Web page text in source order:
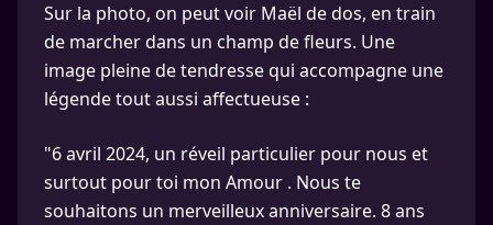
Sur la photo, on peut voir Maël de dos, en train
de marcher dans un champ de fleurs. Une
image pleine de tendresse qui accompagne une
légende tout aussi affectueuse :
"6 avril 2024, un réveil particulier pour nous et
surtout pour toi mon Amour . Nous te
souhaitons un merveilleux anniversaire. 8 ans